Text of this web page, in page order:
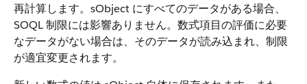
再計算します。sObject にすべてのデータがある場合、
SOQL 制限には影響ありません。数式項目の評価に必要
なデータがない場合は、そのデータが読み込まれ、制限
が適宜変更されます。